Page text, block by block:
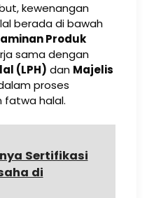
kewenangan
berada di bawah
Produk
sama dengan
(LPH) dan Majelis
proses
fatwa halal.
Sertifikasi
di